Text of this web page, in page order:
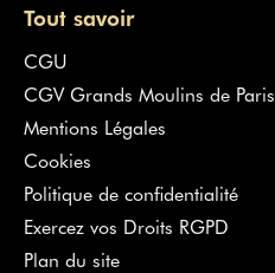
Tout savoir
CGU
CGV Grands Moulins de Paris
Mentions Légales
Cookies
Politique de confidentialité
Exercez vos Droits RGPD
Plan du site